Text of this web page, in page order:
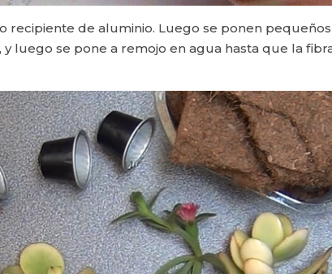
recipiente de aluminio. Luego se ponen pequeños
luego se pone a remojo en agua hasta que la